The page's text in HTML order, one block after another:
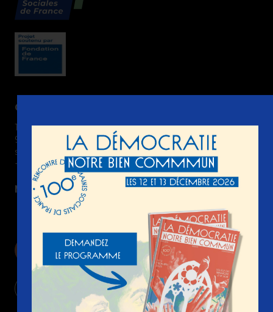
Contact
15 boulevard Gabriel Péri
92240 Malakoff France
semaines-sociales @ ssf-fr.org
+33(0) 1 74 31 69 00
Nous suivre
Devenir adhérent